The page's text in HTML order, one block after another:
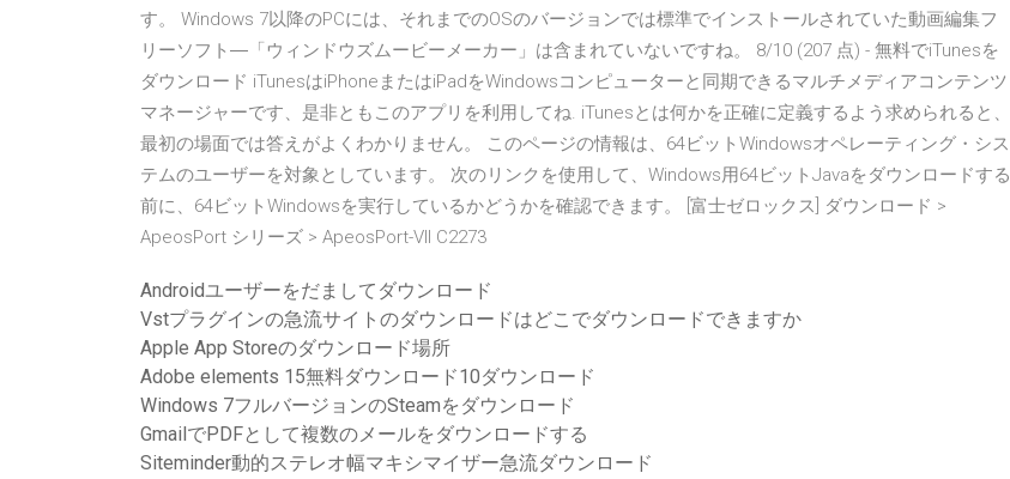
す。 Windows 7以降のPCには、それまでのOSのバージョンでは標準でインストールされていた動画編集フ
リーソフト―「ウィンドウズムービーメーカー」は含まれていないですね。 8/10 (207 点) - 無料でiTunesを
ダウンロード iTunesはiPhoneまたはiPadをWindowsコンピューターと同期できるマルチメディアコンテンツ
マネージャーです、是非ともこのアプリを利用してね. iTunesとは何かを正確に定義するよう求められると、
最初の場面では答えがよくわかりません。 このページの情報は、64ビットWindowsオペレーティング・シス
テムのユーザーを対象としています。 次のリンクを使用して、Windows用64ビットJavaをダウンロードする
前に、64ビットWindowsを実行しているかどうかを確認できます。 [富士ゼロックス] ダウンロード >
ApeosPort シリーズ > ApeosPort-VII C2273
Androidユーザーをだましてダウンロード
Vstプラグインの急流サイトのダウンロードはどこでダウンロードできますか
Apple App Storeのダウンロード場所
Adobe elements 15無料ダウンロード10ダウンロード
Windows 7フルバージョンのSteamをダウンロード
GmailでPDFとして複数のメールをダウンロードする
Siteminder動的ステレオ幅マキシマイザー急流ダウンロード